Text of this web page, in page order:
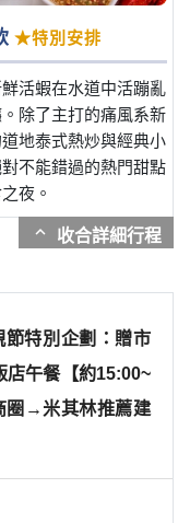
★特別安排
活蝦在水道中活蹦亂
除了主打的痛風系新
地泰式熱炒與經典小
不能錯過的熱門甜點
夜。
expand_more
特別企劃：贈市
午餐【約15:00~
圈→米其林推薦建